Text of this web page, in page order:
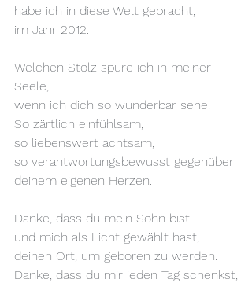
habe ich in diese Welt gebracht,
im Jahr 2012.
Welchen Stolz spüre ich in meiner
Seele,
wenn ich dich so wunderbar sehe!
So zärtlich einfühlsam,
so liebenswert achtsam,
so verantwortungsbewusst gegenüber
deinem eigenen Herzen.
Danke, dass du mein Sohn bist
und mich als Licht gewählt hast,
deinen Ort, um geboren zu werden.
Danke, dass du mir jeden Tag schenkst,